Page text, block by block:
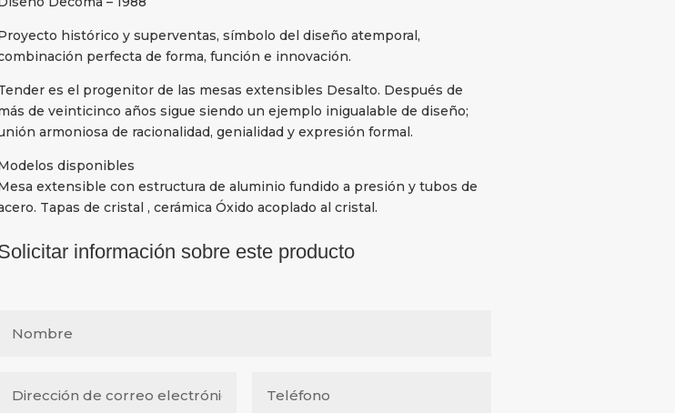
histórico y superventas, símbolo del diseño atemporal,
perfecta de forma, función e innovación.
es el progenitor de las mesas extensibles Desalto. Después de
de veinticinco años sigue siendo un ejemplo inigualable de diseño;
armoniosa de racionalidad, genialidad y expresión formal.
disponibles
extensible con estructura de aluminio fundido a presión y tubos de
Tapas de cristal , cerámica Óxido acoplado al cristal.
información sobre este producto